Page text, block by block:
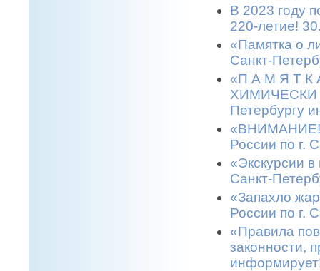
В 2023 году
220-летие!
«Памятка о
Санкт-
«П А М Я Т
ХИМИЧЕСКИ
Петербургу
«ВНИМАНИЕ!
России по г.
«Экскурсии
Санкт-
«Запахло
России по г.
«Правила
законности,